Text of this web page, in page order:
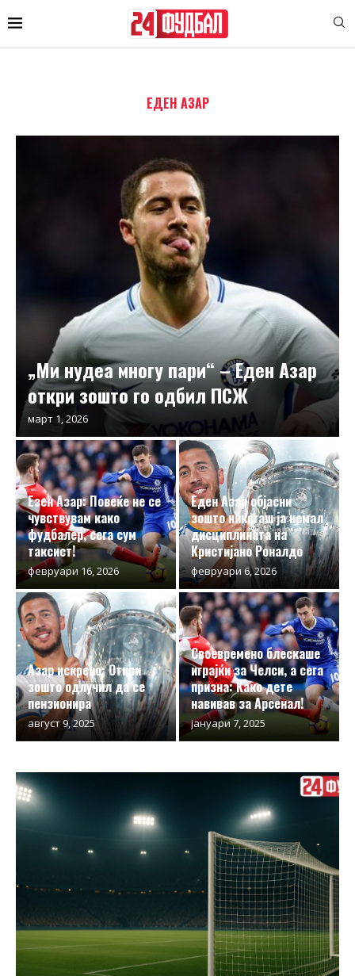
ЕДЕН АЗАР
„Ми нудеа многу пари“ – Еден Азар
откри зошто го одбил ПСЖ
март 1, 2026
Езен Азар: Повеќе не се
чувствувам како
фудбалер, сега сум
таксист!
февруари 16, 2026
Еден Азар објасни
зошто никогаш ја немал
дисциплината на
Кристијано Роналдо
февруари 6, 2026
Aзар искрено: Откри
зошто одлучил да се
пензионира
август 9, 2025
Своевремено блескаше
играјќи за Челси, а сега
призна: Како дете
навивав за Арсенал!
јануари 7, 2025